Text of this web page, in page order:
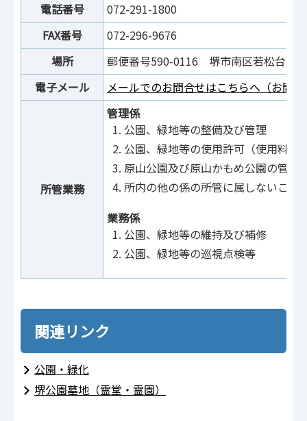
電話番号
072-291-1800
FAX番号
072-296-9676
場所
郵便番号590-0116 堺市南区若松台2丁
電子メール
メールでのお問合せはこちらへ（お問
所管業務
管理係
公園、緑地等の整備及び管理
公園、緑地等の使用許可（使用料を
原山公園及び原山かもめ公園の管理
所内の他の係の所管に属しないこと
業務係
公園、緑地等の維持及び補修
公園、緑地等の巡視点検等
関連リンク
公園・緑化
堺公園墓地（霊堂・霊園）